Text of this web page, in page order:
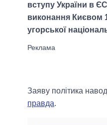
вступу України в
виконання Києвом
угорської
Заяву політика
правда.